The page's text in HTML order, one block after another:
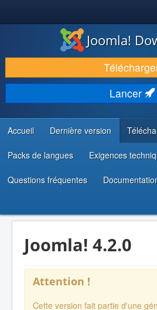
TÉLÉCHARGER & ENRICHIR
DÉCOUVRIR & APPRENDRE
COMMUNAUTÉ & SUPPORT
RESSOURCES DÉVELOPPEURS
Joomla!
Lancer
Accueil Dernière version
Packs de langues Exigences
Questions fréquentes
Joomla! 4.2.0
Attention !
Cette version fait partie d'une